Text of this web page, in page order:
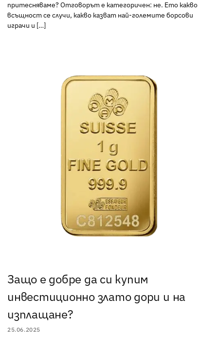
притесняваме? Отговорът е категоричен: не. Ето какво
всъщност се случи, какво казват най-големите борсови
играчи и […]
Защо е добре да си купим
инвестиционно злато дори и на
изплащане?
25.06.2025